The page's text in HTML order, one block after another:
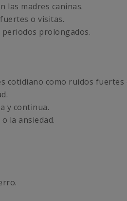
las madres caninas.
o visitas.
prolongados.
cotidiano como ruidos
y continua.
la ansiedad.